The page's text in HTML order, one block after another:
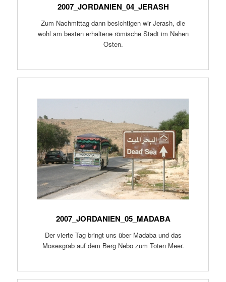
2007_JORDANIEN_04_JERASH
Zum Nachmittag dann besichtigen wir Jerash, die
wohl am besten erhaltene römische Stadt im Nahen
Osten.
2007_JORDANIEN_05_MADABA
Der vierte Tag bringt uns über Madaba und das
Mosesgrab auf dem Berg Nebo zum Toten Meer.